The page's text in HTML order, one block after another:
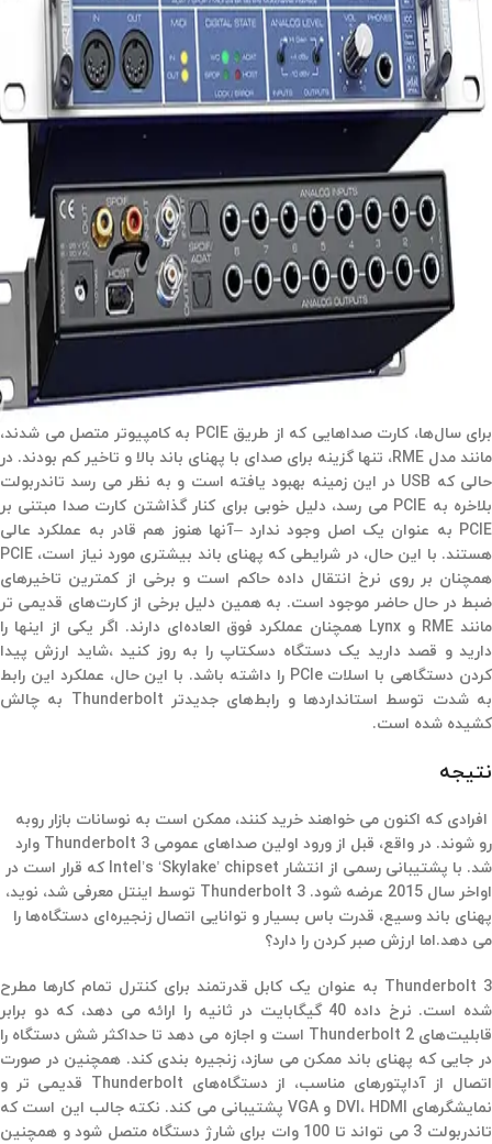
برای سال‌ها، کارت صداهایی که از طریق PCIE به کامپیوتر متصل می شدند،
مانند مدل RME، تنها گزینه برای صدای با پهنای باند بالا و تاخیر کم بودند. در
حالی که USB در این زمینه بهبود یافته است و به نظر می رسد تاندربولت
بلاخره به PCIE می رسد، دلیل خوبی برای کنار گذاشتن کارت صدا مبتنی بر
PCIE به عنوان یک اصل وجود ندارد –آنها هنوز هم قادر به عملکرد عالی
هستند. با این حال، در شرایطی که پهنای باند بیشتری مورد نیاز است، PCIE
همچنان بر روی نرخ انتقال داده حاکم است و برخی از کمترین تاخیرهای
ضبط در حال حاضر موجود است. به همین دلیل برخی از کارت‌های قدیمی تر
مانند RME و Lynx همچنان عملکرد فوق العاده‌ای دارند. اگر یکی از اینها را
دارید و قصد دارید یک دستگاه دسکتاپ را به روز کنید ،شاید ارزش پیدا
کردن دستگاهی با اسلات PCIe را داشته باشد. با این حال، عملکرد این رابط
به شدت توسط استانداردها و رابط‌های جدیدتر Thunderbolt به چالش
کشیده شده است.
نتیجه
افرادی که اکنون می خواهند خرید کنند، ممکن است به نوسانات بازار روبه
رو شوند. در واقع، قبل از ورود اولین صداهای عمومی Thunderbolt 3 وارد
شد. با پشتیبانی رسمی از انتشار Intel’s ‘Skylake’ chipset که قرار است در
اواخر سال 2015 عرضه شود. Thunderbolt 3 توسط اینتل معرفی شد، نوید،
پهنای باند وسیع، قدرت باس بسیار و توانایی اتصال زنجیره‌ای دستگاه‌ها را
می دهد.اما ارزش صبر کردن را دارد؟
Thunderbolt 3 به عنوان یک کابل قدرتمند برای کنترل تمام کارها مطرح
شده است. نرخ داده 40 گیگابایت در ثانیه را ارائه می دهد، که دو برابر
قابلیت‌های Thunderbolt 2 است و اجازه می دهد تا حداکثر شش دستگاه را
در جایی که پهنای باند ممکن می سازد، زنجیره بندی کند. همچنین در صورت
اتصال از آداپتورهای مناسب، از دستگاه‌های Thunderbolt قدیمی تر و
نمایشگرهای DVI، HDMI و VGA پشتیبانی می کند. نکته جالب این است که
تاندربولت 3 می تواند تا 100 وات برای شارژ دستگاه متصل شود و همچنین